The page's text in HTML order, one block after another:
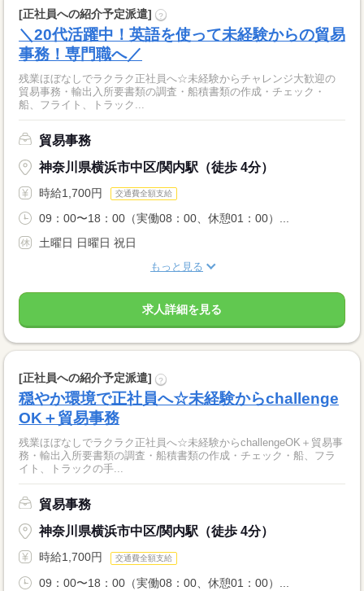
[正社員への紹介予定派遣] ?
＼20代活躍中！英語を使って未経験からの貿易
事務！専門職へ／
残業ほぼなしでラクラク正社員へ☆未経験からチャレンジ大歓迎の
貿易事務・輸出入所要書類の調査・船積書類の作成・チェック・
船、フライト、トラック...
貿易事務
神奈川県横浜市中区/関内駅（徒歩 4分）
時給1,700円 交通費全額支給
09：00〜18：00（実働08：00、休憩01：00）...
土曜日 日曜日 祝日
もっと見る
求人詳細を見る
[正社員への紹介予定派遣] ?
穏やか環境で正社員へ☆未経験からchallenge
OK＋貿易事務
残業ほぼなしでラクラク正社員へ☆未経験からchallengeOK＋貿易事
務・輸出入所要書類の調査・船積書類の作成・チェック・船、フラ
イト、トラックの手...
貿易事務
神奈川県横浜市中区/関内駅（徒歩 4分）
時給1,700円 交通費全額支給
09：00〜18：00（実働08：00、休憩01：00）...